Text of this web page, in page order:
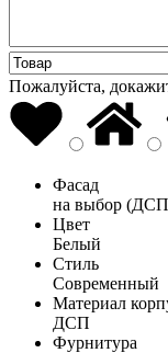
Пожалуйста,
Фасад
на выбор
Цвет
Белый
Стиль
Современный
Материал
ДСП
Фурнитура